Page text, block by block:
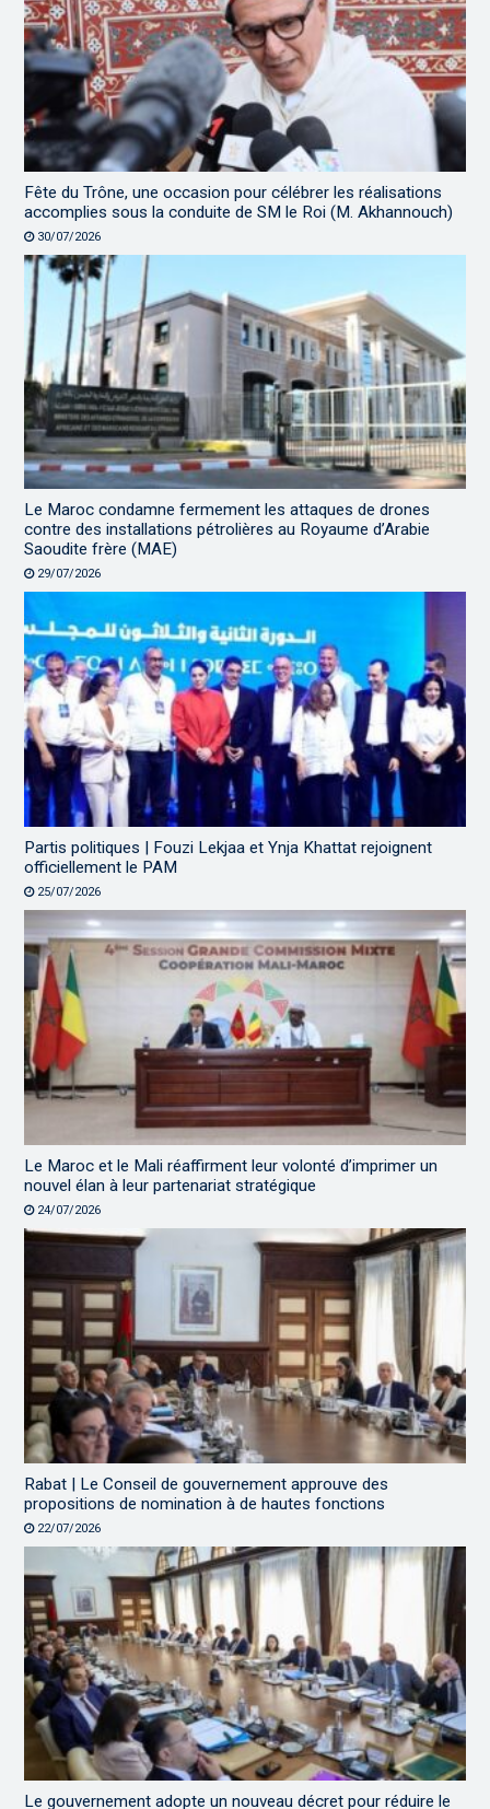
Fête du Trône, une occasion pour célébrer les réalisations
accomplies sous la conduite de SM le Roi (M. Akhannouch)
30/07/2026
Le Maroc condamne fermement les attaques de drones
contre des installations pétrolières au Royaume d’Arabie
Saoudite frère (MAE)
29/07/2026
Partis politiques | Fouzi Lekjaa et Ynja Khattat rejoignent
officiellement le PAM
25/07/2026
Le Maroc et le Mali réaffirment leur volonté d’imprimer un
nouvel élan à leur partenariat stratégique
24/07/2026
Rabat | Le Conseil de gouvernement approuve des
propositions de nomination à de hautes fonctions
22/07/2026
Le gouvernement adopte un nouveau décret pour réduire le